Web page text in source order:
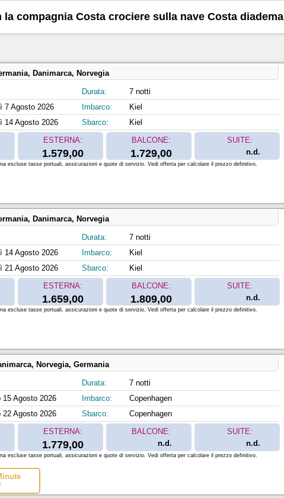
compagnia Costa crociere sulla nave Costa diadema
Danimarca, Norvegia
7 Agosto 2026
14 Agosto 2026
Durata:
7 notti
Imbarco:
Kiel
Sbarco:
Kiel
ESTERNA:
1.579,00
BALCONE:
1.729,00
SUITE:
n.d.
escluse tasse portuali, assicurazioni e quote di servizio. Vedi offerta per calcolare il prezzo definitivo.
Danimarca, Norvegia
14 Agosto 2026
21 Agosto 2026
Durata:
7 notti
Imbarco:
Kiel
Sbarco:
Kiel
ESTERNA:
1.659,00
BALCONE:
1.809,00
SUITE:
n.d.
escluse tasse portuali, assicurazioni e quote di servizio. Vedi offerta per calcolare il prezzo definitivo.
Norvegia, Germania
15 Agosto 2026
22 Agosto 2026
Durata:
7 notti
Imbarco:
Copenhagen
Sbarco:
Copenhagen
ESTERNA:
1.779,00
BALCONE:
n.d.
SUITE:
n.d.
escluse tasse portuali, assicurazioni e quote di servizio. Vedi offerta per calcolare il prezzo definitivo.